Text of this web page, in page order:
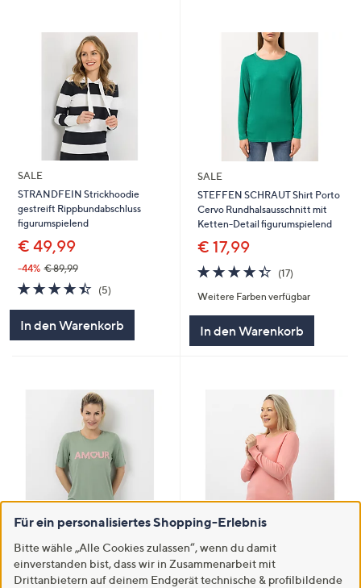
SALE
STRANDFEIN Strickhoodie
gestreift Rippbundabschluss
figurumspielend
€ 49,99
-44% € 89,99
4.4
von
(5)
In den Warenkorb
SALE
STEFFEN SCHRAUT Shirt Porto
Cervo Rundhalsausschnitt mit
Ketten-Detail figurumspielend
€ 17,99
4.3
von
5
(17)
Weitere Farben verfügbar
In den Warenkorb
VIA MILANO Shirt, 1/2-Arm
Rundhalsausschnitt Flock-
Schriftzug figurumspielend
KILIAN KERNER SENSES
Pullover, Langarm
Rundhalsausschnitt Kuss-
Für ein personalisiertes Shopping-Erlebnis
Bitte wähle „Alle Cookies zulassen“, wenn du damit
einverstanden bist, dass wir in Zusammenarbeit mit
Drittanbietern auf deinem Endgerät technische & profilbildende